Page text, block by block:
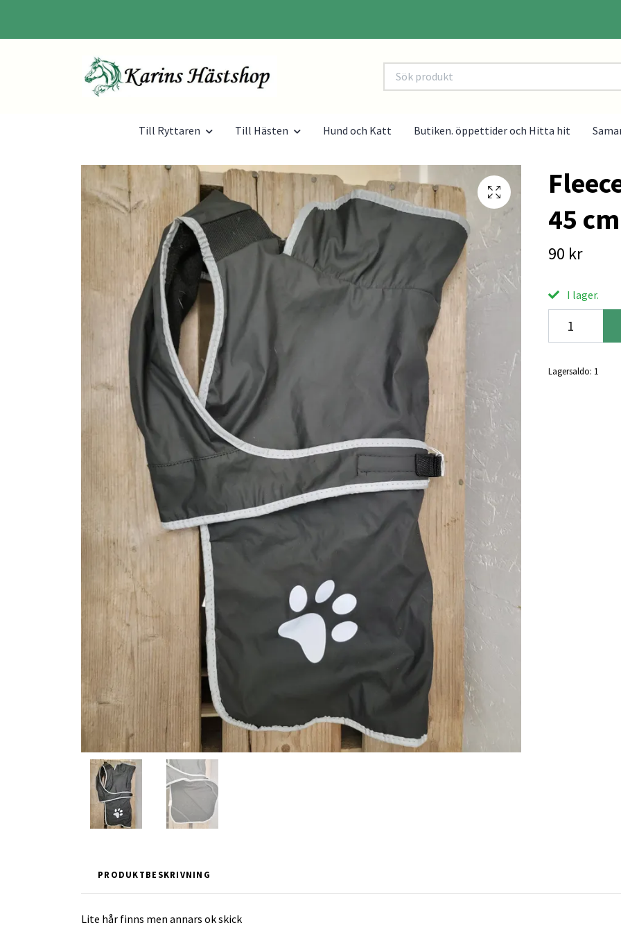
Till Ryttaren Till Hästen Hund och Katt Butiken. öppettider och Hitta hit
45 cm
90 kr
I lager.
Lagersaldo: 1
PRODUKTBESKRIVNING
Lite hår finns men annars ok skick